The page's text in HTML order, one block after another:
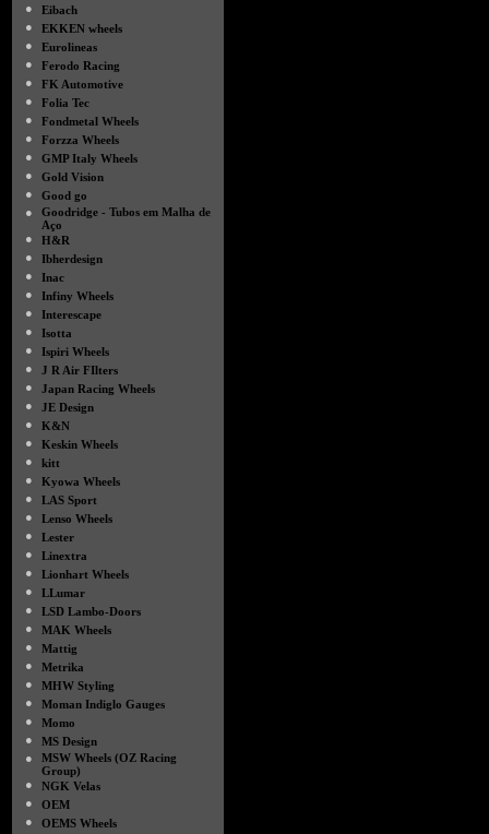
●
Eibach
●
EKKEN wheels
●
Eurolineas
●
Ferodo Racing
●
FK Automotive
●
Folia Tec
●
Fondmetal Wheels
●
Forzza Wheels
●
GMP Italy Wheels
●
Gold Vision
●
Good go
●
Goodridge - Tubos em Malha de
Aço
●
H&R
●
Ibherdesign
●
Inac
●
Infiny Wheels
●
Interescape
●
Isotta
●
Ispiri Wheels
●
J R Air FIlters
●
Japan Racing Wheels
●
JE Design
●
K&N
●
Keskin Wheels
●
kitt
●
Kyowa Wheels
●
LAS Sport
●
Lenso Wheels
●
Lester
●
Linextra
●
Lionhart Wheels
●
LLumar
●
LSD Lambo-Doors
●
MAK Wheels
●
Mattig
●
Metrika
●
MHW Styling
●
Moman Indiglo Gauges
●
Momo
●
MS Design
●
MSW Wheels (OZ Racing
Group)
●
NGK Velas
●
OEM
●
OEMS Wheels